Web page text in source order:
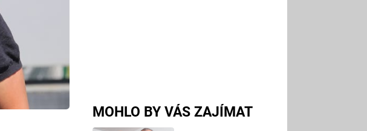
MOHLO BY VÁS ZAJÍMAT